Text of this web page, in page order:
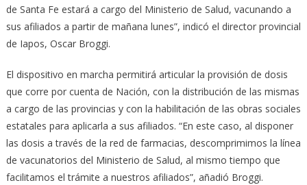
de Santa Fe estará a cargo del Ministerio de Salud, vacunando a
sus afiliados a partir de mañana lunes”, indicó el director provincial
de Iapos, Oscar Broggi.
El dispositivo en marcha permitirá articular la provisión de dosis
que corre por cuenta de Nación, con la distribución de las mismas
a cargo de las provincias y con la habilitación de las obras sociales
estatales para aplicarla a sus afiliados. “En este caso, al disponer
las dosis a través de la red de farmacias, descomprimimos la línea
de vacunatorios del Ministerio de Salud, al mismo tiempo que
facilitamos el trámite a nuestros afiliados”, añadió Broggi.